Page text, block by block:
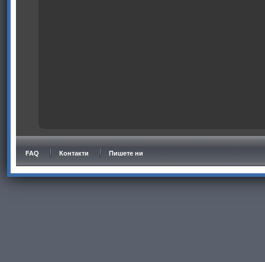
FAQ Контакти Пишете ни